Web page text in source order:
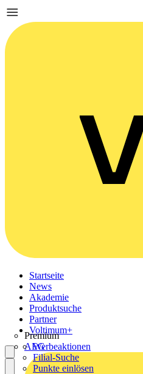
Startseite
News
Akademie
Produktsuche
Partner
Premium
AEG
Voltimum+
Werbeaktionen
Filial-Suche
Punkte einlösen